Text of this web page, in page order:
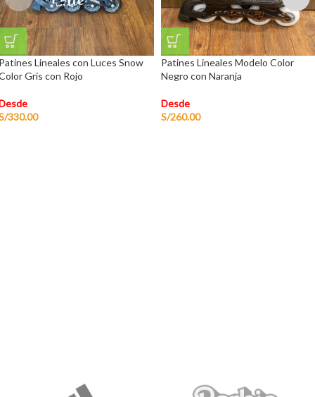
Lineales con Luces Snow
Gris con Rojo
330.00
Patines Lineales Modelo Color
Negro con Naranja
Desde
S/260.00